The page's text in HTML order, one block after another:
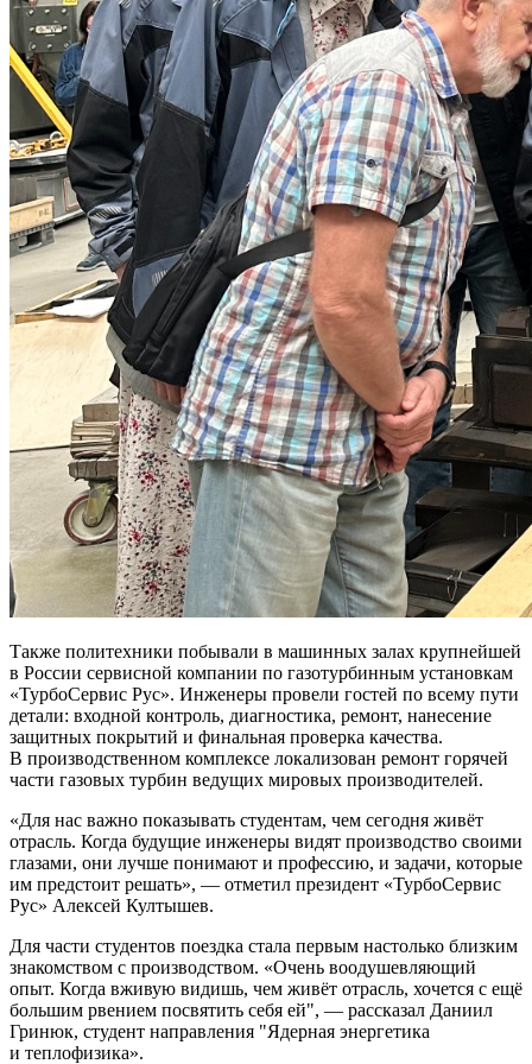
Также политехники побывали в машинных залах крупнейшей
в России сервисной компании по газотурбинным установкам
«ТурбоСервис Рус». Инженеры провели гостей по всему пути
детали: входной контроль, диагностика, ремонт, нанесение
защитных покрытий и финальная проверка качества.
В производственном комплексе локализован ремонт горячей
части газовых турбин ведущих мировых производителей.
Для нас важно показывать студентам, чем сегодня живёт
отрасль. Когда будущие инженеры видят производство своими
глазами, они лучше понимают и профессию, и задачи, которые
им предстоит решать , — отметил президент «ТурбоСервис
Рус» Алексей Култышев.
Для части студентов поездка стала первым настолько близким
знакомством с производством.
Очень воодушевляющий
опыт. Когда вживую видишь, чем живёт отрасль, хочется с ещё
большим рвением посвятить себя ей", — рассказал Даниил
Гринюк, студент направления "Ядерная энергетика
и теплофизика .